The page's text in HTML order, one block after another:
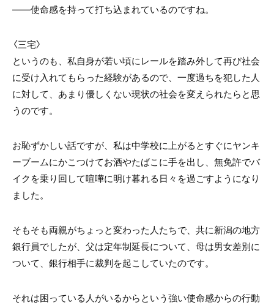
――使命感を持って打ち込まれているのですね。
〈三宅〉
というのも、私自身が若い頃にレールを踏み外して再び社会
に受け入れてもらった経験があるので、一度過ちを犯した人
に対して、あまり優しくない現状の社会を変えられたらと思
うのです。
お恥ずかしい話ですが、私は中学校に上がるとすぐにヤンキ
ーブームにかこつけてお酒やたばこに手を出し、無免許でバ
イクを乗り回して喧嘩に明け暮れる日々を過ごすようになり
ました。
そもそも両親がちょっと変わった人たちで、共に新潟の地方
銀行員でしたが、父は定年制延長について、母は男女差別に
ついて、銀行相手に裁判を起こしていたのです。
それは困っている人がいるからという強い使命感からの行動